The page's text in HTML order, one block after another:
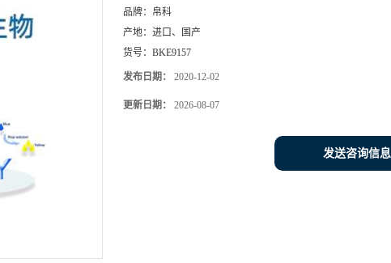
品牌： 帛科
产地： 进口、国产
货号： BKE9157
发布日期： 2020-12-02
更新日期： 2026-08-07
发送咨询信息